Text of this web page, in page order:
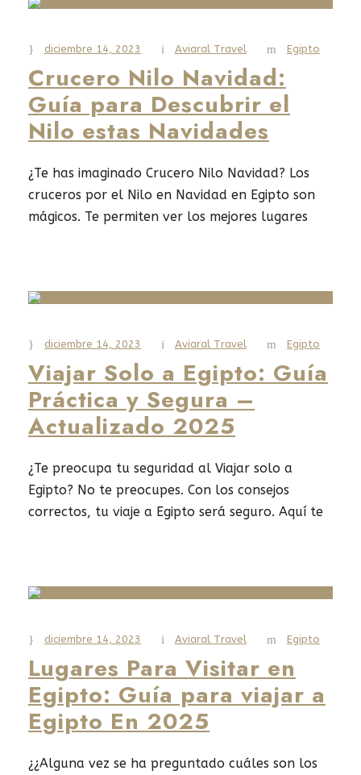
egipcia, esta guía es para ti. Te...
diciembre 14, 2023 Aviaral Travel Egipto
Crucero Nilo Navidad:
Guía para Descubrir el
Nilo estas Navidades
¿Te has imaginado Crucero Nilo Navidad? Los
cruceros por el Nilo en Navidad en Egipto son
mágicos. Te permiten ver los mejores lugares
su visita a Egipto.
diciembre 14, 2023 Aviaral Travel Egipto
Viajar Solo a Egipto: Guía
Práctica y Segura –
Actualizado 2025
¿Te preocupa tu seguridad al Viajar solo a
Egipto? No te preocupes. Con los consejos
correctos, tu viaje a Egipto será seguro. Aquí te
Read More
diciembre 14, 2023 Aviaral Travel Egipto
Lugares Para Visitar en
Egipto: Guía para viajar a
Egipto En 2025
¿¿Alguna vez se ha preguntado cuáles son los